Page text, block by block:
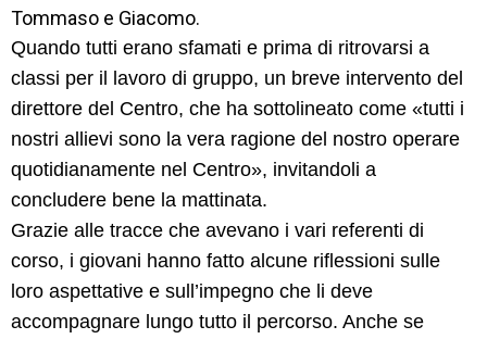
Tommaso e Giacomo.
Quando tutti erano sfamati e prima di ritrovarsi a
classi per il lavoro di gruppo, un breve intervento del
direttore del Centro, che ha sottolineato come «tutti i
nostri allievi sono la vera ragione del nostro operare
quotidianamente nel Centro», invitandoli a
concludere bene la mattinata.
Grazie alle tracce che avevano i vari referenti di
corso, i giovani hanno fatto alcune riflessioni sulle
loro aspettative e sull’impegno che li deve
accompagnare lungo tutto il percorso. Anche se